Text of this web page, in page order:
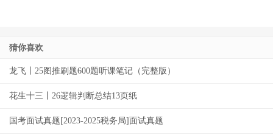
猜你喜欢
龙飞丨25图推刷题600题听课笔记（完整版）
花生十三丨26逻辑判断总结13页纸
国考面试真题[2023-2025税务局]面试真题